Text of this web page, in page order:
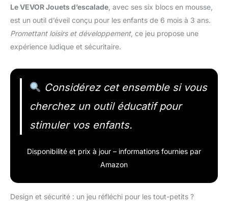
Le VEVOR Jouets d’escalade , avec ses six blocs en mousse,
est un outil d’éveil conçu pour les enfants de 6 mois à 3 ans.
Promettant loisirs et développement, ce jeu propose une
expérience ludique et sécuritaire.
Considérez cet ensemble si vous
cherchez un outil éducatif pour
stimuler vos enfants.
Disponibilité et prix à jour – informations fournies par
Amazon
Design et sécurité : un jeu réfléchi pour les tout-petits ?